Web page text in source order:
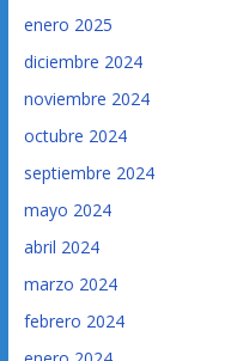
enero 2025
diciembre 2024
noviembre 2024
octubre 2024
septiembre 2024
mayo 2024
abril 2024
marzo 2024
febrero 2024